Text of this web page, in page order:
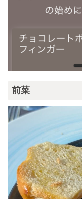
前菜